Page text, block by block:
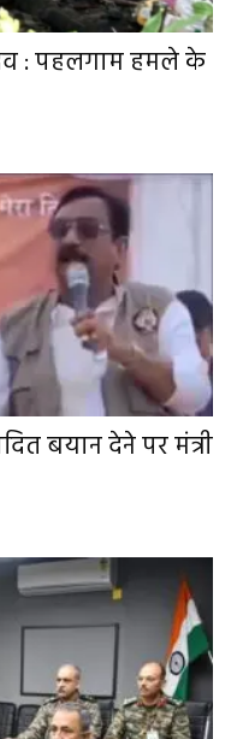
: पहलगाम हमले के
बयान देने पर मंत्री